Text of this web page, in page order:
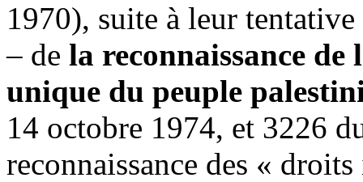
1970), suite à leur
– de la reconnaissance de
unique du peuple
14 octobre 1974, et 3226
reconnaissance des «